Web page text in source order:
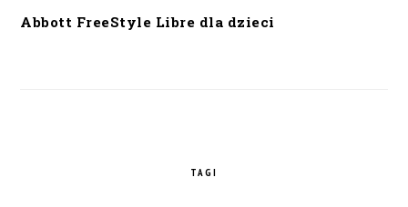
Abbott FreeStyle Libre dla dzieci
TAGI